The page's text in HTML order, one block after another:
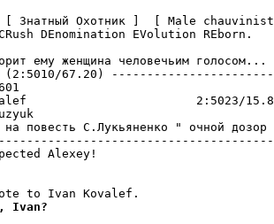
[ Знатный Охотник ]  [ Male
DEnomination EVolution REborn.
ему женщина человечьим
(2:5010/67.20)
: 714
2:5023/15.8
на повесть С.Лукьяненко "
Alexey!
Ivan?